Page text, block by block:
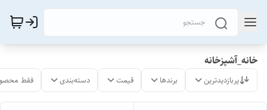
خانه_آشپزخانه
پربازدیدترین برندها قیمت دسته‌بندی فقط